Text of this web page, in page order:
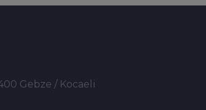
Gebze / Kocaeli